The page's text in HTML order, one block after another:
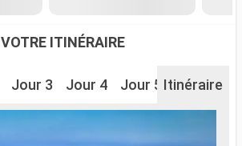
VOTRE ITINÉRAIRE
Jour 3 Jour 4 Jour 5 Jour 6
Itinéraire